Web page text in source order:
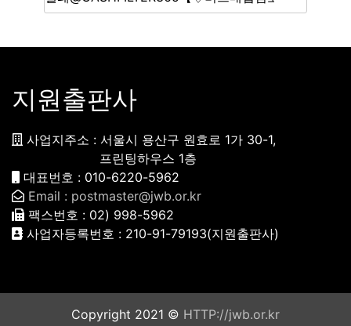
지원출판사
사업지주소 : 서울시 용산구 원효로 1가 30-1,
프린팅하우스 1층
대표번호 : 010-6220-5962
Email : postmaster@jwb.or.kr
팩스번호 : 02) 998-5962
사업자등록번호 : 210-91-79193(지원출판사)
Copyright 2021 © HTTP://jwb.or.kr